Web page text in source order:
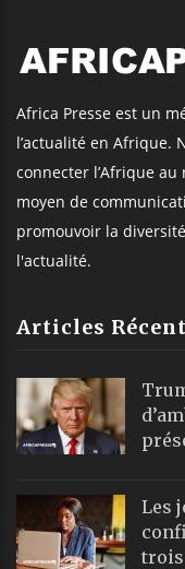
Africa Presse est un
l’actualité en Afrique.
connecter l’Afrique
moyen de
promouvoir la
l'actualité.
Articles
Les
trois